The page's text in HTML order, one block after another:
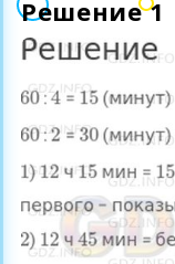
Решение 1